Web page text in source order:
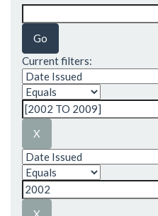
Current filters: